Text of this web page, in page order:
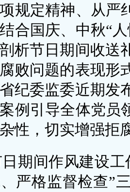
规定精神、从严
合国庆、中秋“
析节日期间收送
败问题的表现形
纪委监委近期发
例引导全体党员
性，切实增强拒
期间作风建设
严格监督检查”